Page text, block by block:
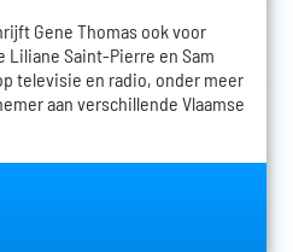
Gene Thomas ook voor
Saint-Pierre en Sam
televisie en radio, onder meer
aan verschillende Vlaamse